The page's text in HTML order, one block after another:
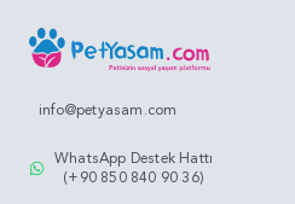
info@petyasam.com
WhatsApp Destek Hattı
(+90 850 840 90 36)